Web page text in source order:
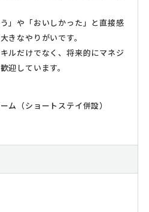
」や「おいしかった」と直接感
きなやりがいです。
ルだけでなく、将来的にマネジ
迎しています。
ム（ショートステイ併設）